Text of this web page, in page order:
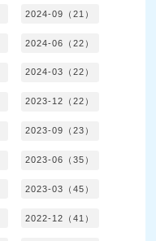
2024-09（21）
2024-06（22）
2024-03（22）
2023-12（22）
2023-09（23）
2023-06（35）
2023-03（45）
2022-12（41）